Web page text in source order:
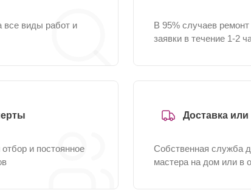
все виды работ и
В 95% случаев
заявки в течение 1-2
и постоянное
Доставка
Собственная служба
мастера на дом или в